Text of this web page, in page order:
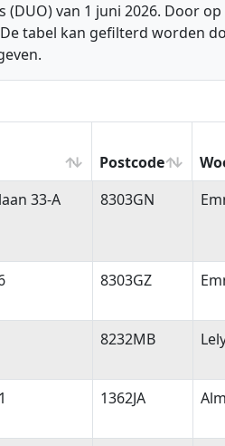
van 1 juni 2026. Door
tabel kan gefilterd worden
Postcode
Postcode
33-A 8303GN
8303GZ
8232MB
1362JA